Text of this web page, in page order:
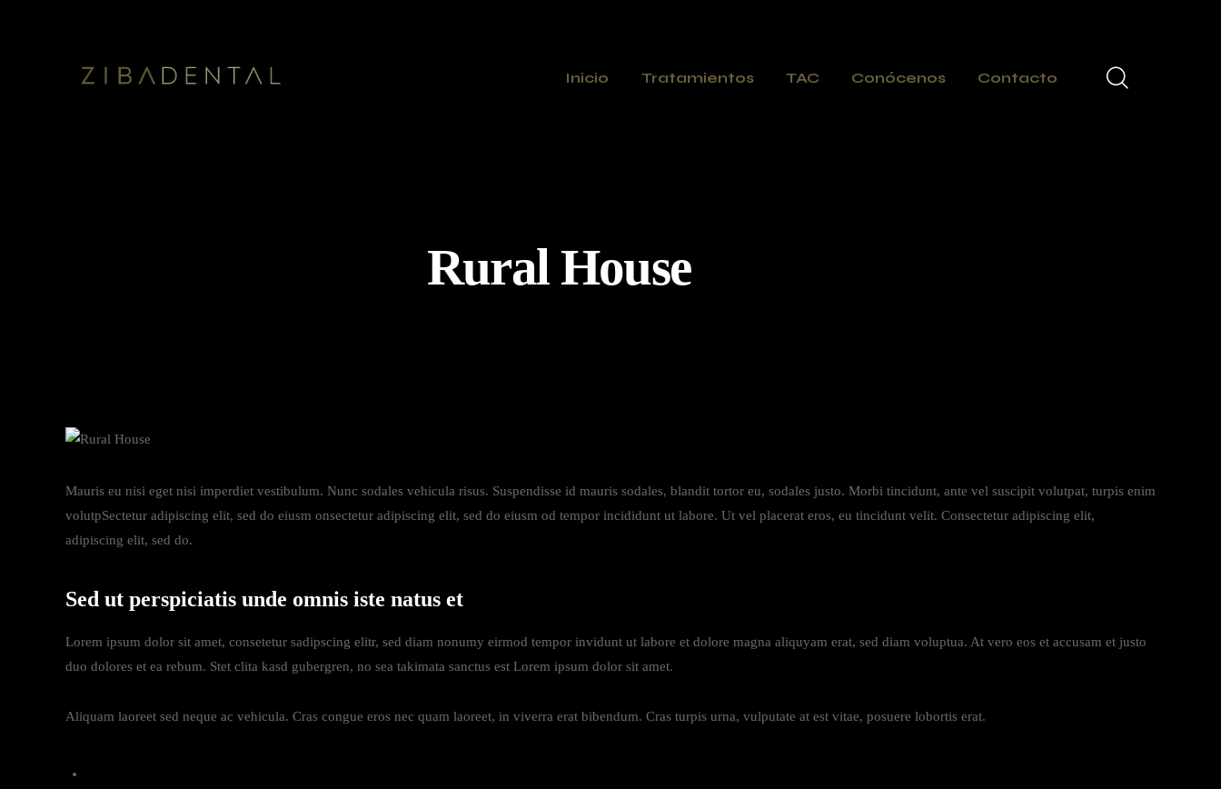
Inicio Tratamientos TAC Conócenos Contacto
Rural House
Mauris eu nisi eget nisi imperdiet vestibulum. Nunc sodales vehicula risus. Suspendisse id mauris sodales, blandit tortor eu, sodales justo. Morbi tincidunt, ante vel suscipit volutpat, turpis enim
volutpSectetur adipiscing elit, sed do eiusm onsectetur adipiscing elit, sed do eiusm od tempor incididunt ut labore. Ut vel placerat eros, eu tincidunt velit. Consectetur adipiscing elit,
adipiscing elit, sed do.
Sed ut perspiciatis unde omnis iste natus et
Lorem ipsum dolor sit amet, consetetur sadipscing elitr, sed diam nonumy eirmod tempor invidunt ut labore et dolore magna aliquyam erat, sed diam voluptua. At vero eos et accusam et justo
duo dolores et ea rebum. Stet clita kasd gubergren, no sea takimata sanctus est Lorem ipsum dolor sit amet.
Aliquam laoreet sed neque ac vehicula. Cras congue eros nec quam laoreet, in viverra erat bibendum. Cras turpis urna, vulputate at est vitae, posuere lobortis erat.